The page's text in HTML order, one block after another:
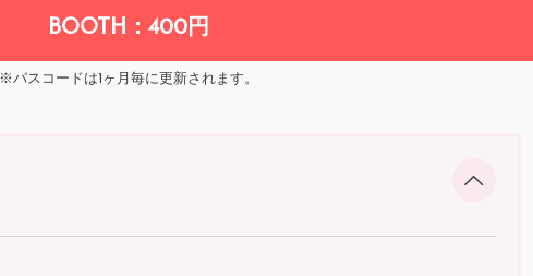
BOOTH：400円
※パスコードは1ヶ月毎に更新されます。